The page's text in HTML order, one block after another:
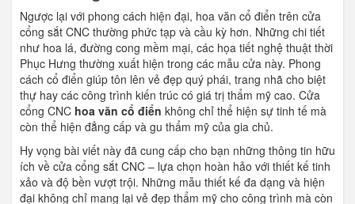
Ngược lại với phong cách hiện đại, hoa văn cổ điển trên cửa
cổng sắt CNC thường phức tạp và cầu kỳ hơn. Những chi tiết
như hoa lá, đường cong mềm mại, các họa tiết nghệ thuật thời
Phục Hưng thường xuất hiện trong các mẫu cửa này. Phong
cách cổ điển giúp tôn lên vẻ đẹp quý phái, trang nhã cho biệt
thự hay các công trình kiến trúc có giá trị thẩm mỹ cao. Cửa
cổng CNC hoa văn cổ điển không chỉ thể hiện sự tinh tế mà
còn thể hiện đẳng cấp và gu thẩm mỹ của gia chủ.
Hy vọng bài viết này đã cung cấp cho bạn những thông tin hữu
ích về cửa cổng sắt CNC – lựa chọn hoàn hảo với thiết kế tinh
xảo và độ bền vượt trội. Những mẫu thiết kế đa dạng và hiện
đại không chỉ mang lại vẻ đẹp thẩm mỹ cho công trình mà còn